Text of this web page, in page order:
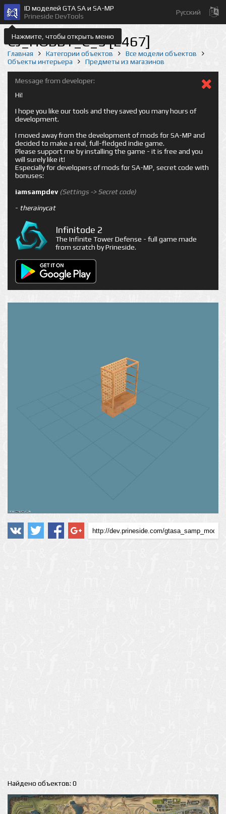
Нажмите, чтобы открыть меню
ID моделей GTA SA и SA-MP
Prineside DevTools
Русский
CJ_HOBBY_C_5 [2467]
Главная Категории объектов
Все модели объектов
Объекты интерьера
Предметы из магазинов
Message from developer:
Hi!
I hope you like our tools and they saved you many hours of
development.
I moved away from the development of mods for SA-MP and
decided to make a real, full-fledged indie game.
Please support me by installing the game - it is free and you
will surely like it!
Especially for developers of mods for SA-MP, secret code with
bonuses:
iamsampdev (Settings -> Secret code)
- therainycat
Infinitode 2
The Infinite Tower Defense - full game made
from scratch by Prineside.
Найдено объектов: 0